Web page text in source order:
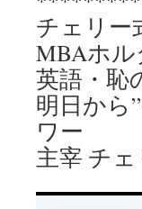
チェリー
MBAホル
英語・恥
明日から
ワー
主宰 チ